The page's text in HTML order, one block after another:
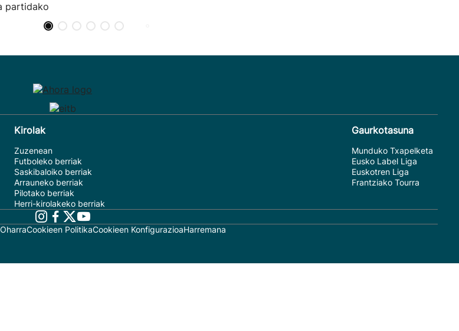
partidako
Kirolak
Zuzenean
Futboleko berriak
Saskibaloiko berriak
Arrauneko berriak
Pilotako berriak
Herri-kirolakeko berriak
Gaurkotasuna
Munduko Txapelketa
Eusko Label Liga
Euskotren Liga
Frantziako Tourra
Cookieen PolitikaCookieen KonfigurazioaHarremana